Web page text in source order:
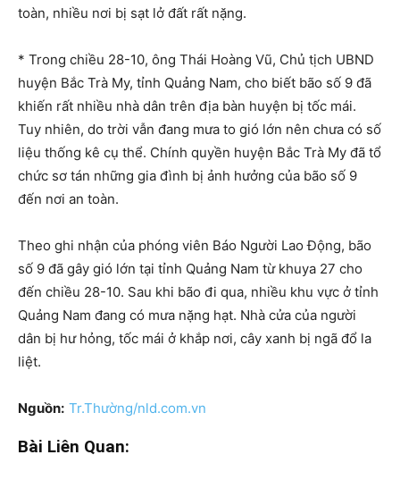
toàn, nhiều nơi bị sạt lở đất rất nặng.
* Trong chiều 28-10, ông Thái Hoàng Vũ, Chủ tịch UBND
huyện Bắc Trà My, tỉnh Quảng Nam, cho biết bão số 9 đã
khiến rất nhiều nhà dân trên địa bàn huyện bị tốc mái.
Tuy nhiên, do trời vẫn đang mưa to gió lớn nên chưa có số
liệu thống kê cụ thể. Chính quyền huyện Bắc Trà My đã tổ
chức sơ tán những gia đình bị ảnh hưởng của bão số 9
đến nơi an toàn.
Theo ghi nhận của phóng viên Báo Người Lao Động, bão
số 9 đã gây gió lớn tại tỉnh Quảng Nam từ khuya 27 cho
đến chiều 28-10. Sau khi bão đi qua, nhiều khu vực ở tỉnh
Quảng Nam đang có mưa nặng hạt. Nhà cửa của người
dân bị hư hỏng, tốc mái ở khắp nơi, cây xanh bị ngã đổ la
liệt.
Nguồn: Tr.Thường/nld.com.vn
Bài Liên Quan: